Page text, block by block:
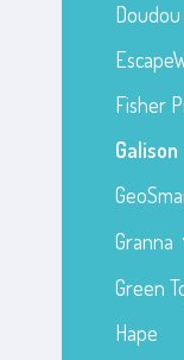
Doudou
Fisher
Galison
Granna
Green
Hape